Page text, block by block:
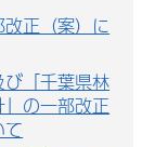
正（案）に
び「千葉県林
の一部改正
て